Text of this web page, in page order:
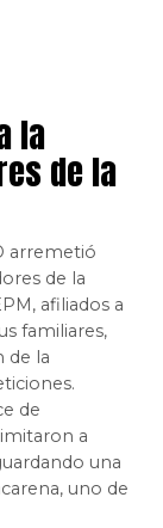
la
de la
arremetió
de la
afiliados a
familiares,
de la
de
a
una
uno de